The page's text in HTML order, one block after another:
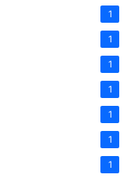
1
1
1
1
1
1
1